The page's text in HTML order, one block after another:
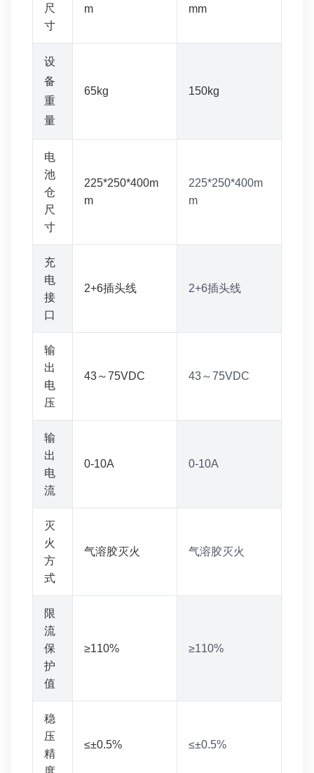
尺
寸
m mm
设
备
重
量
65kg 150kg
电
池
仓
尺
寸
225*250*400m
m
225*250*400m
m
充
电
接
口
2+6插头线 2+6插头线
输
出
电
压
43～75VDC 43～75VDC
输
出
电
流
0-10A 0-10A
灭
火
方
式
气溶胶灭火 气溶胶灭火
限
流
保
护
值
≥110% ≥110%
稳
压
精
≤±0.5% ≤±0.5%